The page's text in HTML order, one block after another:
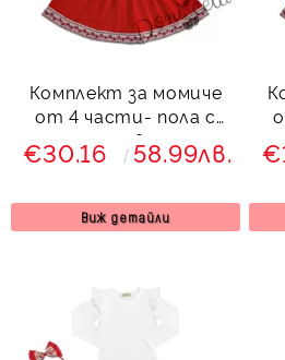
Комплект за момиче
от 4 части- пола с
етно мотиви, риза с
дълъг ръкав с
диадема
€30.16 58.99лв.
Виж детайли